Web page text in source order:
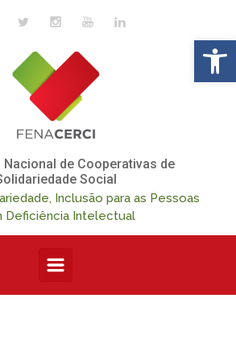
Nacional de Cooperativas de
Social
Inclusão para as Pessoas
Deficiência Intelectual